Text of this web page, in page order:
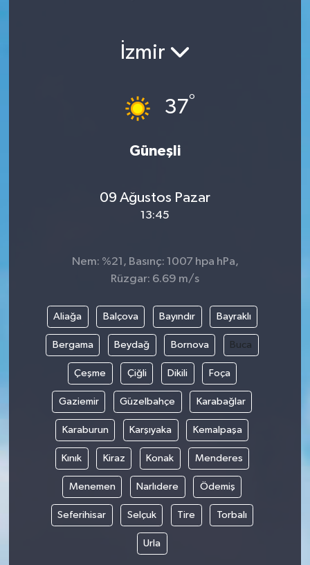
İzmir
37°
Güneşli
09 Ağustos Pazar
13:45
Nem: %21, Basınç: 1007 hpa hPa,
Rüzgar: 6.69 m/s
Aliağa Balçova Bayındır Bayraklı
Bergama Beydağ Bornova Buca
Çeşme Çiğli Dikili Foça
Gaziemir Güzelbahçe Karabağlar
Karaburun Karşıyaka Kemalpaşa
Kınık Kiraz Konak Menderes
Menemen Narlıdere Ödemiş
Seferihisar Selçuk Tire Torbalı
Urla